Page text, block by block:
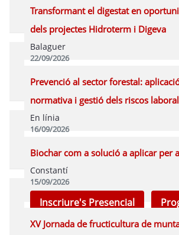
COMPLETA PRESENCIAL
Transformant el digestat en
dels projectes Hidroterm i Digeva
Balaguer
22/09/2026
Inscriure's Presencial
Prevenció al sector forestal:
normativa i gestió dels riscos
En línia
16/09/2026
Inscriure's Online
Biochar com a solució a aplicar per
Constantí
15/09/2026
Inscriure's Presencial
XV Jornada de fructicultura de